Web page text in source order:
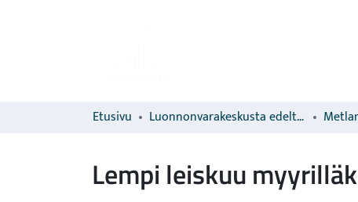
Etusivu Luonnonvarakeskusta edeltävien organisaatioiden sarjat
Lempi leiskuu